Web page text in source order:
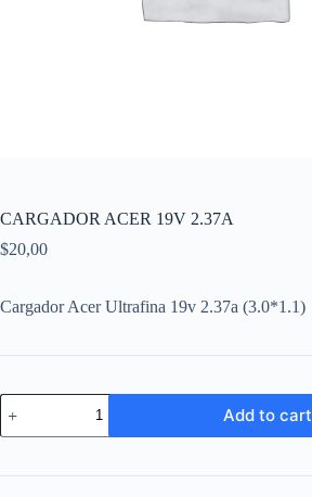
CARGADOR ACER 19V 2.37A
$20,00
Cargador Acer Ultrafina 19v 2.37a (3.0*1.1)
CARGADOR
ACER
19V
quantity
Add to cart